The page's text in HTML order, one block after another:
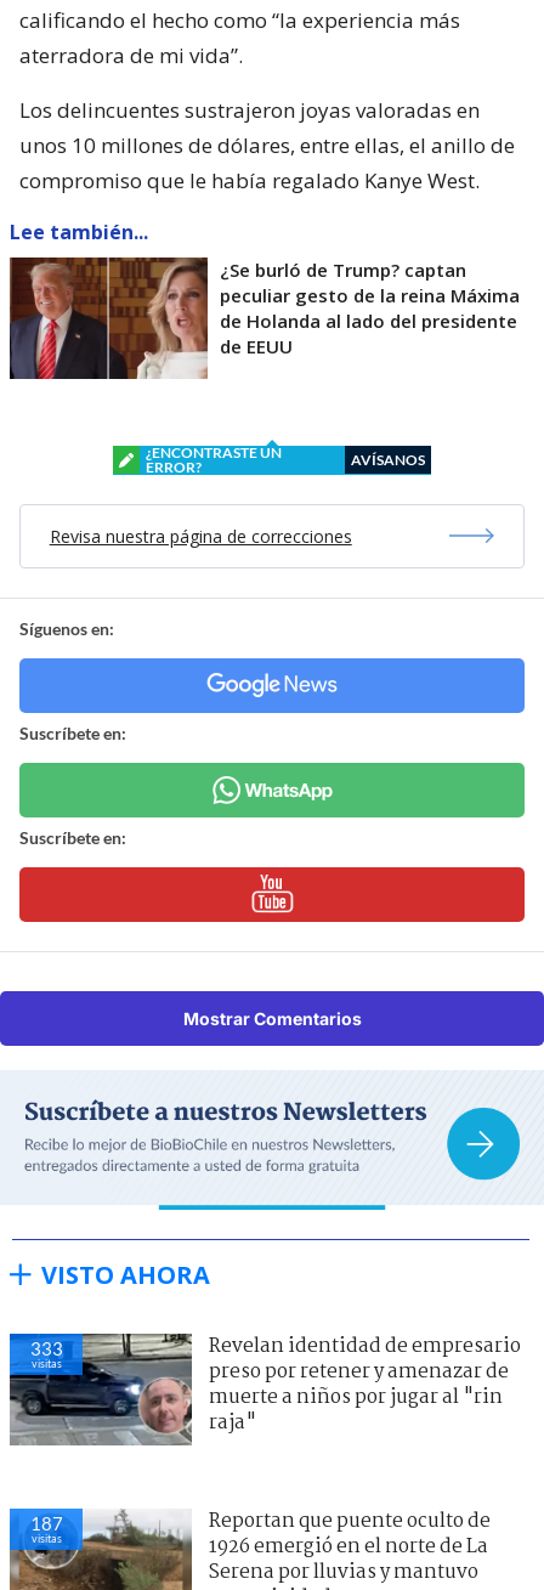
calificando el hecho como “la experiencia más
aterradora de mi vida”.
Los delincuentes sustrajeron joyas valoradas en
unos 10 millones de dólares, entre ellas, el anillo de
compromiso que le había regalado Kanye West.
Lee también...
¿Se burló de Trump? captan
peculiar gesto de la reina Máxima
de Holanda al lado del presidente
de EEUU
¿ENCONTRASTE UN
ERROR?
AVÍSANOS
Revisa nuestra página de correcciones
Síguenos en:
Suscríbete en:
Suscríbete en:
Mostrar Comentarios
VISTO AHORA
333
visitas
Revelan identidad de empresario
preso por retener y amenazar de
muerte a niños por jugar al "rin
raja"
187
visitas
Reportan que puente oculto de
1926 emergió en el norte de La
Serena por lluvias y mantuvo